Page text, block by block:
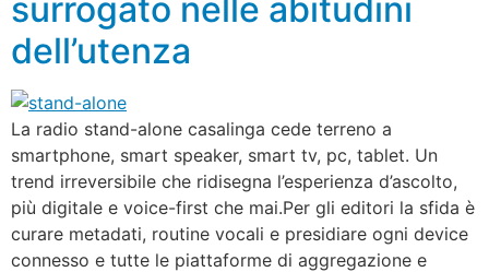
surrogato nelle abitudini
dell’utenza
La radio stand-alone casalinga cede terreno a
smartphone, smart speaker, smart tv, pc, tablet. Un
trend irreversibile che ridisegna l’esperienza d’ascolto,
più digitale e voice-first che mai.Per gli editori la sfida è
curare metadati, routine vocali e presidiare ogni device
connesso e tutte le piattaforme di aggregazione e